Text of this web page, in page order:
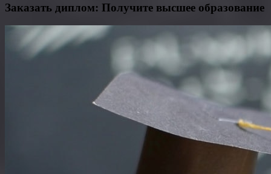
Заказать диплом: Получите высшее образование